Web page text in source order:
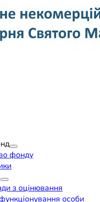
фонду
з оцінювання
особи